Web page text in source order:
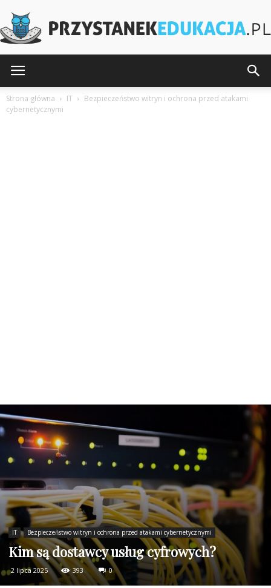
Strona główna IT
Bezpieczeństwo witryn i ochrona przed atakami
cybernetycznymi
IT Bezpieczeństwo witryn i ochrona przed atakami cybernetycznymi
Kim są dostawcy usług cyfrowych?
2 lipca 2025 393 0